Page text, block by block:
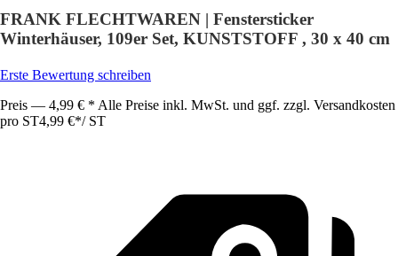
FRANK FLECHTWAREN | Fenstersticker
Winterhäuser, 109er Set, KUNSTSTOFF , 30 x 40 cm
Erste Bewertung schreiben
Preis — 4,99 € * Alle Preise inkl. MwSt. und ggf. zzgl. Versandkosten
pro ST4,99 €*/ ST